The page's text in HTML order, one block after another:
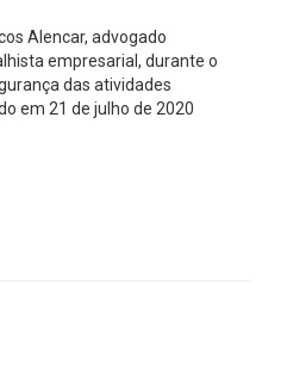
Alencar, advogado
empresarial, durante o
das atividades
em 21 de julho de 2020